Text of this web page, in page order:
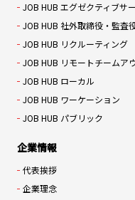
JOB HUB エグゼクティブサ
JOB HUB 社外取締役・監査
JOB HUB リクルーティング
JOB HUB リモートチームア
JOB HUB ローカル
JOB HUB ワーケーション
JOB HUB パブリック
企業情報
代表挨拶
企業理念